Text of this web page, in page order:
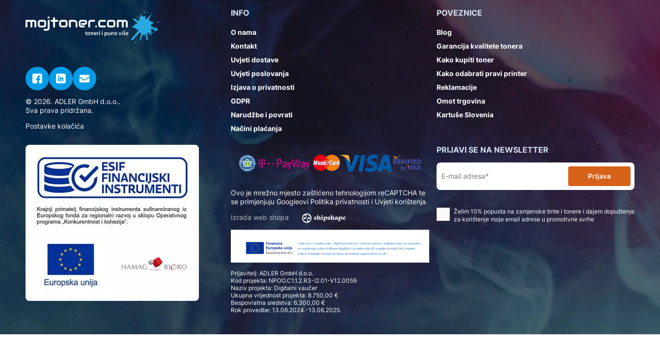
© 2026. ADLER GmbH d.o.o..
Sva prava pridržana.
Postavke kolačića
INFO
O nama
Kontakt
Uvjeti dostave
Uvjeti poslovanja
Izjava o privatnosti
GDPR
Narudžbe i povrati
Načini plaćanja
POVEZNICE
Blog
Garancija kvalitete tonera
Kako kupiti toner
Kako odabrati pravi printer
Reklamacije
Omot trgovina
Kartuše Slovenia
Ovo je mrežno mjesto zaštićeno tehnologijom reCAPTCHA te
se primjenjuju Googleovi Politika privatnosti i Uvjeti korištenja.
Izrada web shopa
Prijavitelj: ADLER GmbH d.o.o.
Kod projekta: NPOO.C1.1.2.R3-I2.01-V12.0059
Naziv projekta: Digitalni vaučer
Ukupna vrijednost projekta: 8.750,00 €
Bespovratna sredstva: 6.300,00 €
Rok provedbe: 13.06.2024.-13.06.2025.
PRIJAVI SE NA NEWSLETTER
Prijava
Želim 10% popusta na zamjenske tinte i tonere i dajem dopuštenje
za korištenje moje email adrese u promotivne svrhe